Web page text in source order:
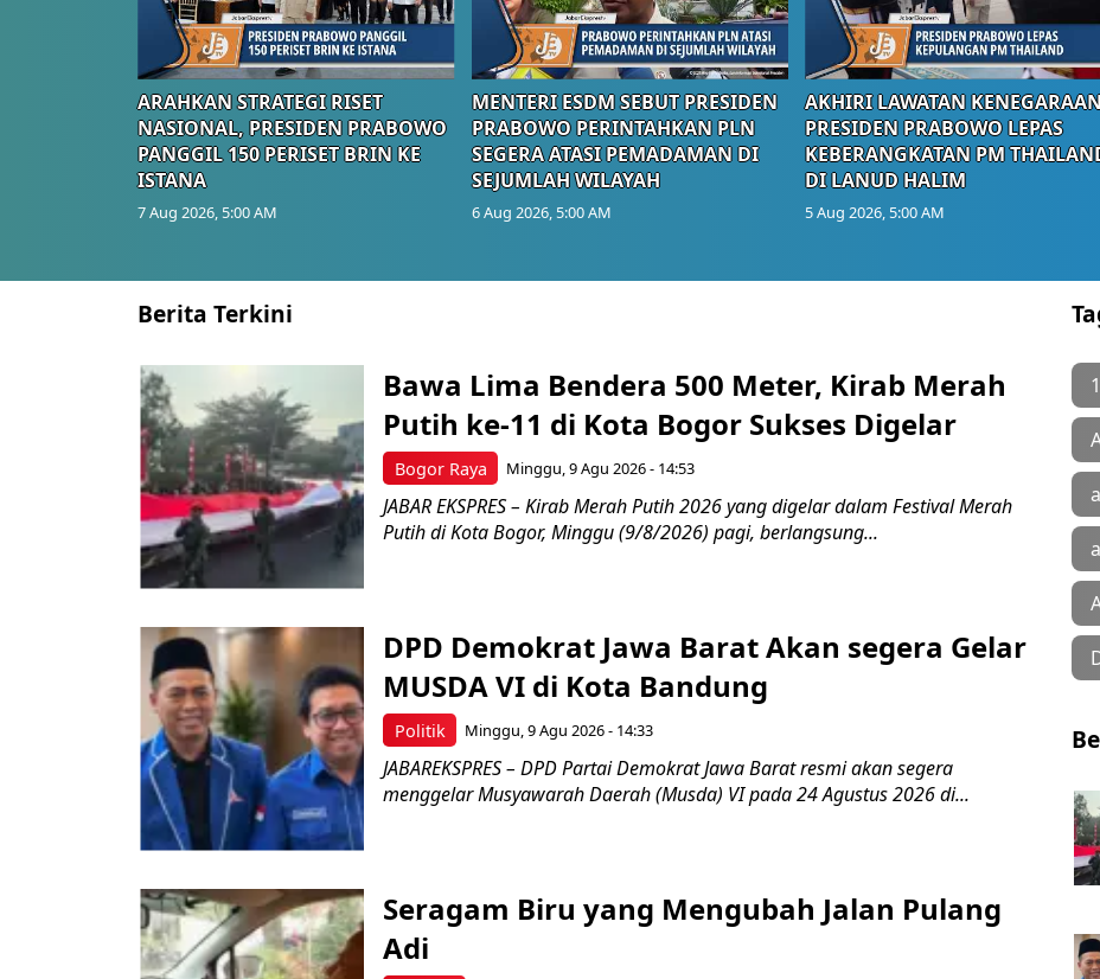
ARAHKAN STRATEGI RISET
NASIONAL, PRESIDEN PRABOWO
PANGGIL 150 PERISET BRIN KE
ISTANA
7 Aug 2026, 5:00 AM
MENTERI ESDM SEBUT PRESIDEN
PRABOWO PERINTAHKAN PLN
SEGERA ATASI PEMADAMAN DI
SEJUMLAH WILAYAH
6 Aug 2026, 5:00 AM
AKHIRI LAWATAN
PRESIDEN PRABOWO LEPAS
KEBERANGKATAN PM
DI LANUD HALIM
5 Aug 2026, 5:00 AM
Berita Terkini
Bogor Raya
Bawa Lima Bendera 500 Meter, Kirab Merah
Putih ke-11 di Kota Bogor Sukses Digelar
Minggu, 9 Agu 2026 - 14:53
JABAR EKSPRES – Kirab Merah Putih 2026 yang digelar dalam Festival Merah
Putih di Kota Bogor, Minggu (9/8/2026) pagi, berlangsung...
Politik
DPD Demokrat Jawa Barat Akan segera Gelar
MUSDA VI di Kota Bandung
Minggu, 9 Agu 2026 - 14:33
JABAREKSPRES – DPD Partai Demokrat Jawa Barat resmi akan segera
menggelar Musyawarah Daerah (Musda) VI pada 24 Agustus 2026 di...
Seragam Biru yang Mengubah Jalan Pulang
Adi